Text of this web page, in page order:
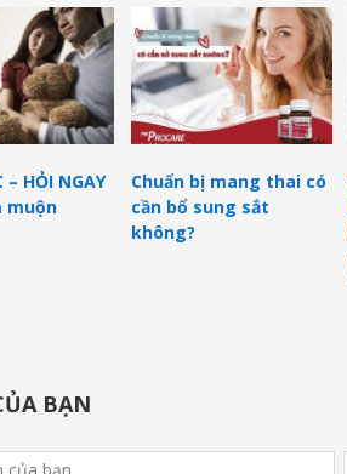
– HỎI NGAY
muộn
Chuẩn bị mang thai có
cần bổ sung sắt
không?
BẠN